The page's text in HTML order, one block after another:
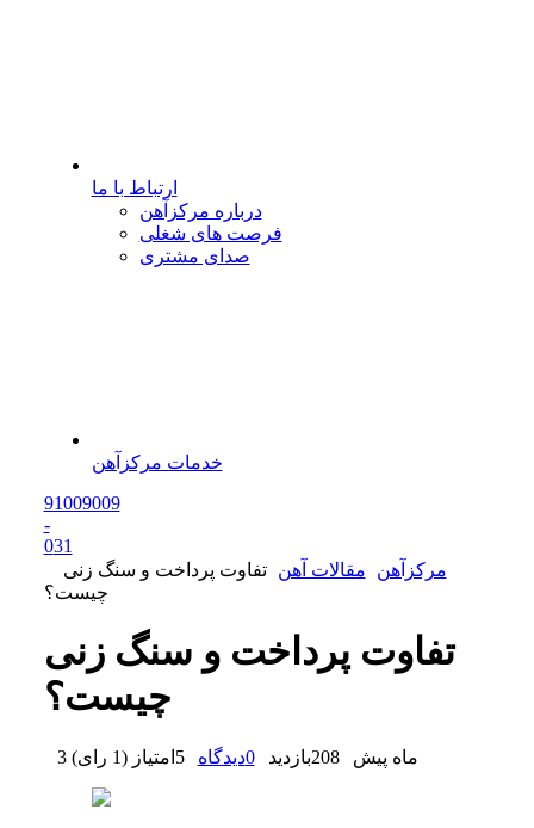
ارتباط با ما
درباره مرکزآهن
فرصت های شغلی
صدای مشتری
خدمات مرکزآهن
91009009
-
031
مرکزآهن
مقالات آهن
تفاوت پرداخت و سنگ زنی
چیست؟
تفاوت پرداخت و سنگ زنی
چیست؟
3 ماه پیش 208بازدید 0دیدگاه 5 امتیاز (1 رای )